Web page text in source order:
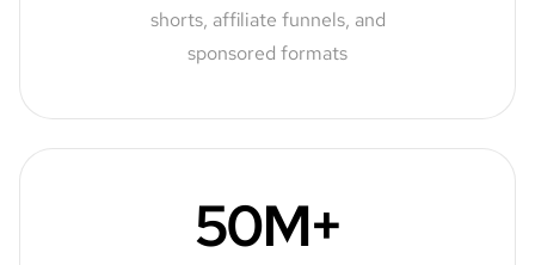
shorts, affiliate funnels, and
sponsored formats
50M+